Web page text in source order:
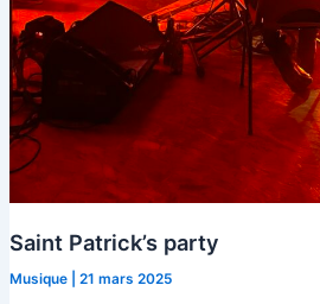
Saint Patrick’s party
Musique| 21 mars 2025